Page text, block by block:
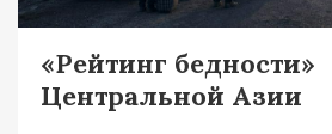
«Рейтинг бедности»
Центральной Азии